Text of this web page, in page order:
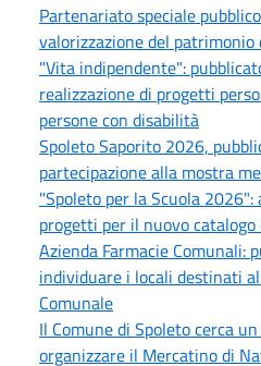
Partenariato speciale
valorizzazione del
"Vita indipendente":
realizzazione di progetti
persone con disabilità
Spoleto Saporito 2026,
partecipazione alla mostra
"Spoleto per la Scuola
progetti per il nuovo
Azienda Farmacie Comunali:
individuare i locali destinati
Comunale
Il Comune di Spoleto cerca
organizzare il Mercatino di